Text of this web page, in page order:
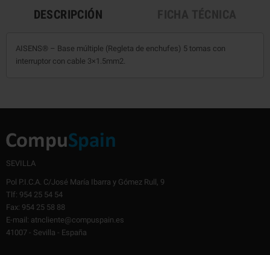
DESCRIPCIÓN
AISENS® – Base múltiple (Regleta de enchufes) 5 tomas con
interruptor con cable 3×1.5mm2.
SEVILLA
Pol P.I.C.A. C/José María Ibarra y Gómez Rull, 9
Tlf: 954 25 54 54
Fax: 954 25 58 88
E-mail: atncliente@compuspain.es
41007 - Sevilla - España